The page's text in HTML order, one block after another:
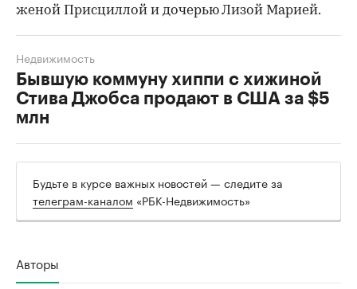
женой Присциллой и дочерью Лизой Марией.
Бывшую коммуну хиппи с хижиной
Стива Джобса продают в США за $5
млн
Недвижимость
Будьте в курсе важных новостей — следите за
телеграм-каналом «РБК-Недвижимость»
Авторы